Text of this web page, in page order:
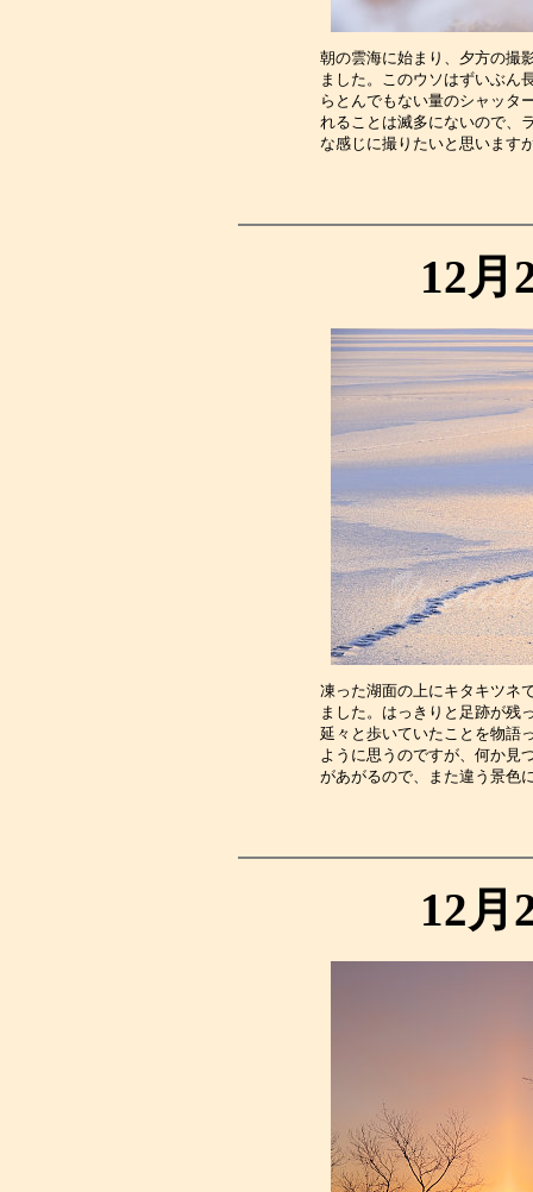
朝の雲海に始まり、夕方の撮
ました。このウソはずいぶん
らとんでもない量のシャッタ
れることは滅多にないので、
な感じに撮りたいと思
12月
凍った湖面の上にキタキツネ
ました。はっきりと足跡が残
延々と歩いていたことを物語
ように思うのですが、何か見
があがるので、また違
12月